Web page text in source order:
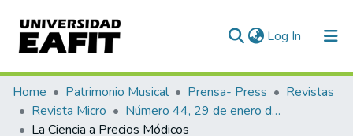
Log In (current)
Communities & Collections
All of DSpace
Home Patrimonio Musical Prensa- Press
Revistas
Revista Micro
Número 44, 29 de enero de 1941
La Ciencia a Precios Módicos